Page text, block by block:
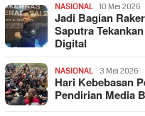
NASIONAL 10 Mei 2026
Jadi Bagian
Saputra
Digital
NASIONAL 3 Mei 2026
Hari Kebebasan
Pendirian Media